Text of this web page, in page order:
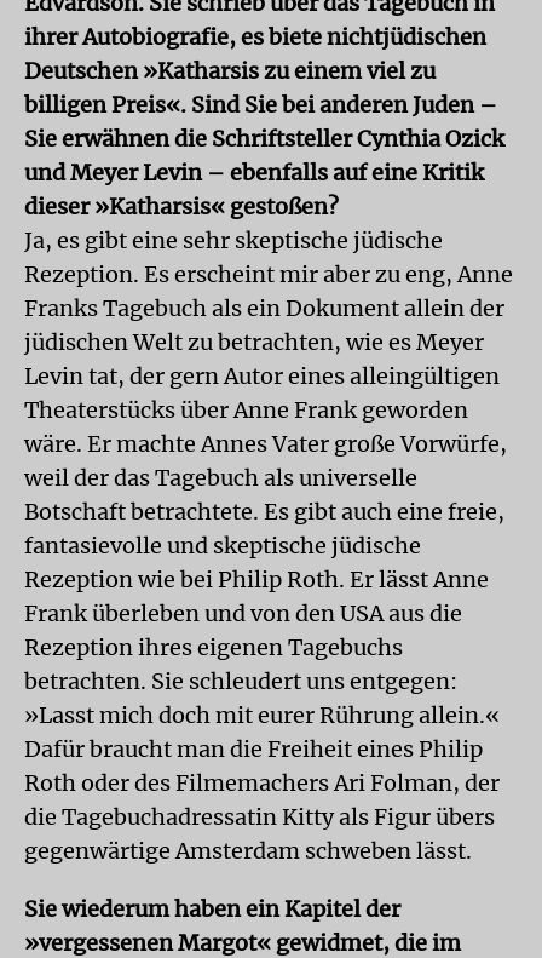
ihrer Autobiografie, es biete nichtjüdischen
Deutschen »Katharsis zu einem viel zu
billigen Preis«. Sind Sie bei anderen Juden –
Sie erwähnen die Schriftsteller Cynthia Ozick
und Meyer Levin – ebenfalls auf eine Kritik
dieser »Katharsis« gestoßen?
Ja, es gibt eine sehr skeptische jüdische
Rezeption. Es erscheint mir aber zu eng, Anne
Franks Tagebuch als ein Dokument allein der
jüdischen Welt zu betrachten, wie es Meyer
Levin tat, der gern Autor eines alleingültigen
Theaterstücks über Anne Frank geworden
wäre. Er machte Annes Vater große Vorwürfe,
weil der das Tagebuch als universelle
Botschaft betrachtete. Es gibt auch eine freie,
fantasievolle und skeptische jüdische
Rezeption wie bei Philip Roth. Er lässt Anne
Frank überleben und von den USA aus die
Rezeption ihres eigenen Tagebuchs
betrachten. Sie schleudert uns entgegen:
»Lasst mich doch mit eurer Rührung allein.«
Dafür braucht man die Freiheit eines Philip
Roth oder des Filmemachers Ari Folman, der
die Tagebuchadressatin Kitty als Figur übers
gegenwärtige Amsterdam schweben lässt.
Sie wiederum haben ein Kapitel der
»vergessenen Margot« gewidmet, die im